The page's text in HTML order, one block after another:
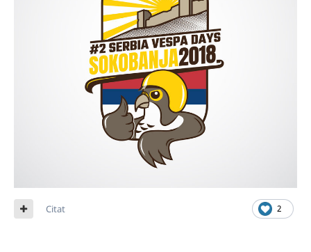
2
Citat